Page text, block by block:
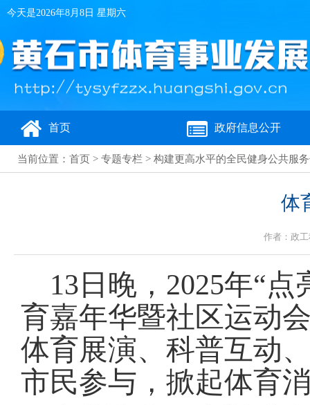
今天是2026年8月8日 星期六
首页 政府信息公开
当前位置： 首页 > 专题专栏 > 构建更高水平的全民健身公共服
体
作者：政
13日晚，2025年“
育嘉年华暨社区运动
体育展演、科普互动
市民参与，掀起体育